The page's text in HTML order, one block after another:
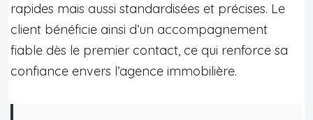
rapides mais aussi standardisées et précises. Le
client bénéficie ainsi d’un accompagnement
fiable dès le premier contact, ce qui renforce sa
confiance envers l’agence immobilière.